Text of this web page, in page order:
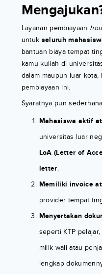
Layanan pembiayaan
untuk seluruh
bantuan biaya tempat
kamu kuliah di
dalam maupun luar
pembiayaan ini.
Syaratnya pun
Mahasiswa aktif
universitas luar
LoA (Letter of
letter.
Memiliki invoice
provider tempat
Menyertakan
seperti KTP
milik wali atau
lengkap